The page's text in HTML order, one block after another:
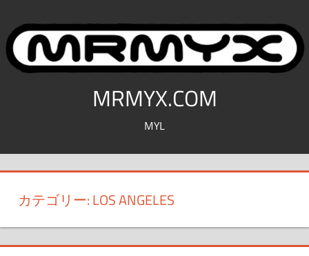
テ
ッ
MRMYX.COM
MYL
カテゴリー:LOS ANGELES